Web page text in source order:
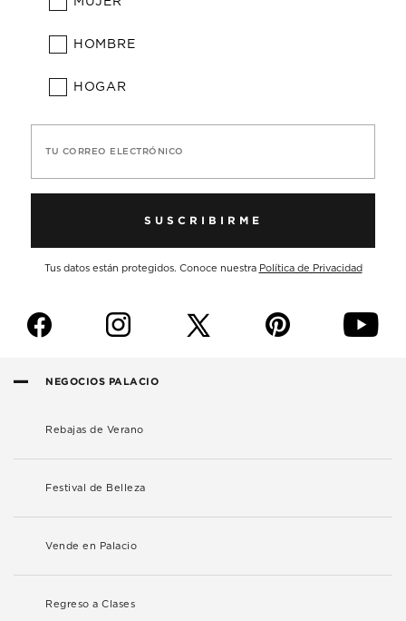
HOMBRE
HOGAR
TU CORREO ELECTRÓNICO
SUSCRIBIRME
Tus datos están protegidos. Conoce nuestra Política de Privacidad
f i p y
NEGOCIOS PALACIO
Rebajas de Verano
Festival de Belleza
Vende en Palacio
Regreso a Clases